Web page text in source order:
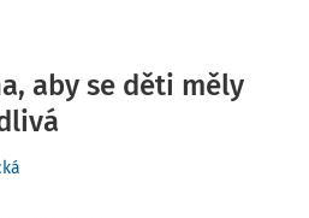
aby se děti měly